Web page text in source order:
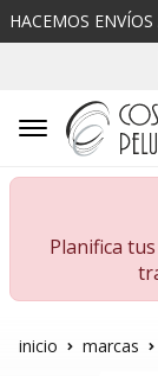
HACEMOS
Planifica
inicio marcas